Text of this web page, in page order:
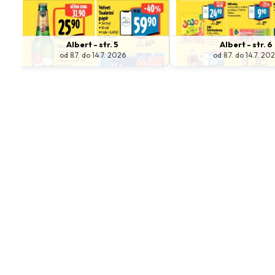
Albert - str. 5
od 8.7. do 14.7. 2026
Albert - str. 6
od 8.7. do 14.7.